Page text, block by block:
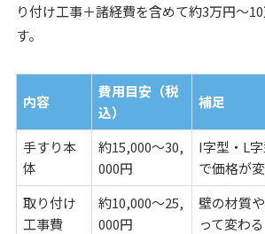
り付け工事＋諸経費を含めて約3万円〜
す。
内容
費用目安（税
込）
補足
手すり本
体
約15,000〜30,
000円
I字型・L
で価格が
取り付け
工事費
約10,000〜25,
000円
壁の材質
って変わる